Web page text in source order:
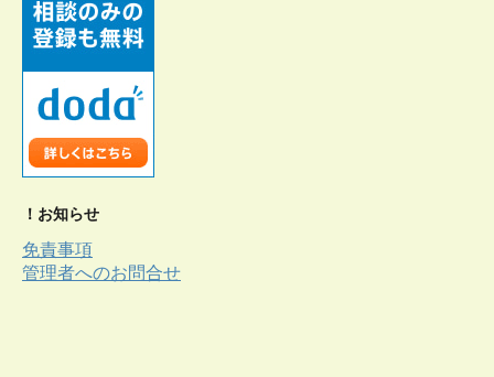
！お知らせ
免責事項
管理者へのお問合せ